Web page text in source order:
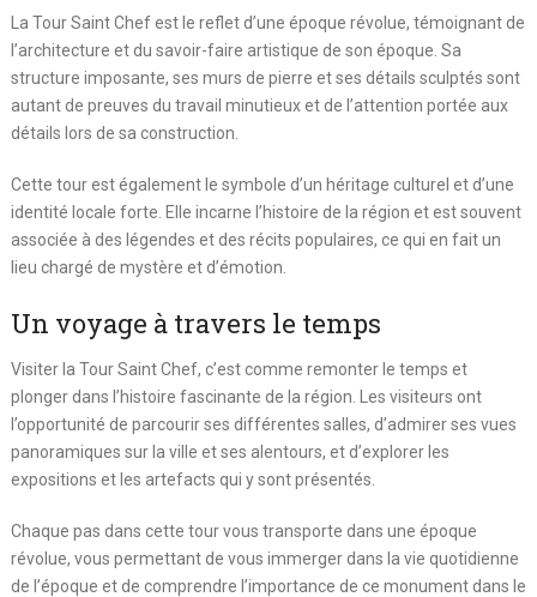
La Tour Saint Chef est le reflet d’une époque révolue, témoignant de
l’architecture et du savoir-faire artistique de son époque. Sa
structure imposante, ses murs de pierre et ses détails sculptés sont
autant de preuves du travail minutieux et de l’attention portée aux
détails lors de sa construction.
Cette tour est également le symbole d’un héritage culturel et d’une
identité locale forte. Elle incarne l’histoire de la région et est souvent
associée à des légendes et des récits populaires, ce qui en fait un
lieu chargé de mystère et d’émotion.
Un voyage à travers le temps
Visiter la Tour Saint Chef, c’est comme remonter le temps et
plonger dans l’histoire fascinante de la région. Les visiteurs ont
l’opportunité de parcourir ses différentes salles, d’admirer ses vues
panoramiques sur la ville et ses alentours, et d’explorer les
expositions et les artefacts qui y sont présentés.
Chaque pas dans cette tour vous transporte dans une époque
révolue, vous permettant de vous immerger dans la vie quotidienne
de l’époque et de comprendre l’importance de ce monument dans le